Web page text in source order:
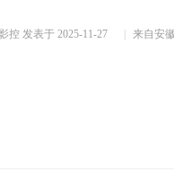
控 发表于 2025-11-27 来自安